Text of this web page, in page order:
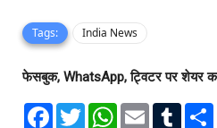
Tags: India News
फेसबुक, WhatsApp, ट्विटर पर शेयर
F
T
w
W
E
T